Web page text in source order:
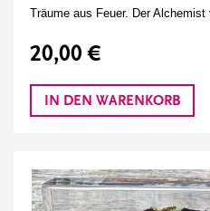
Träume aus Feuer. Der Alchemist
20,00 €
IN DEN WARENKORB